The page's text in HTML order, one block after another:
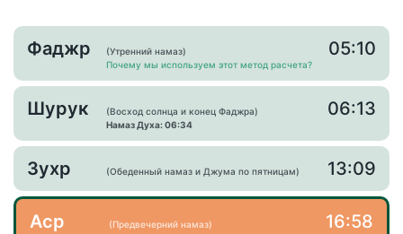
Фаджр
(Утренний намаз)
Почему мы используем этот метод расчета?
05:10
Шурук
(Восход солнца и конец Фаджра)
Намаз Духа: 06:34
06:13
Зухр (Обеденный намаз и Джума по пятницам) 13:09
Аср (Предвечерний намаз) 16:58